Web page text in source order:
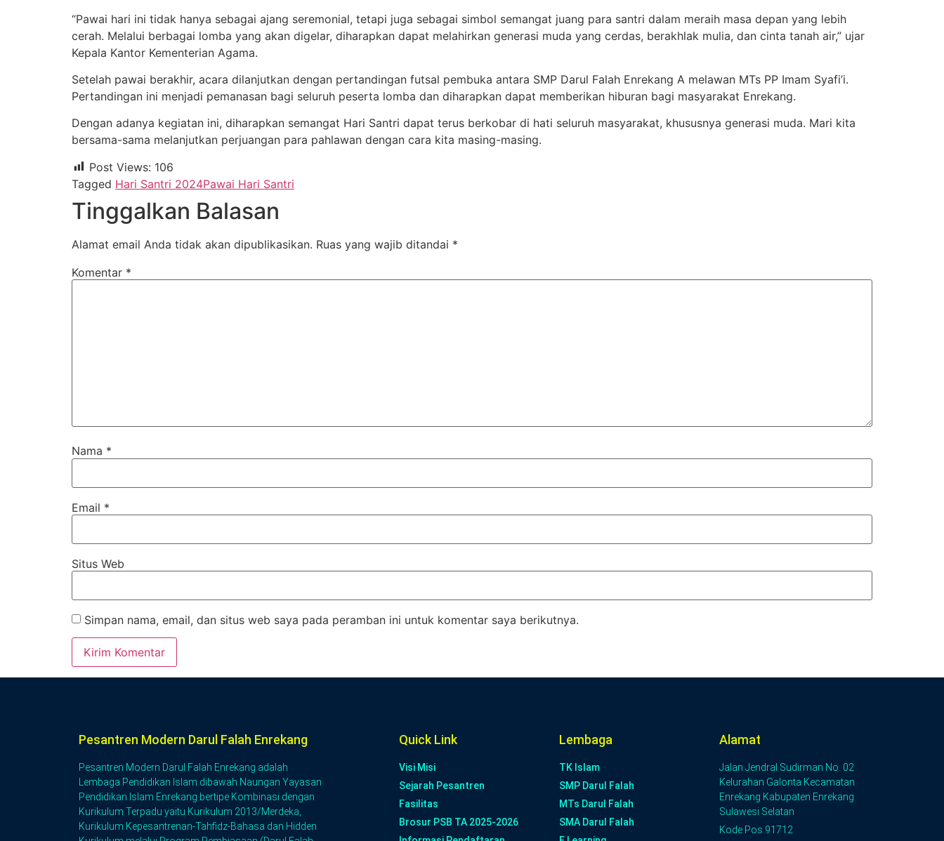
“Pawai hari ini tidak hanya sebagai ajang seremonial, tetapi juga sebagai simbol semangat juang para santri dalam meraih masa depan yang lebih
cerah. Melalui berbagai lomba yang akan digelar, diharapkan dapat melahirkan generasi muda yang cerdas, berakhlak mulia, dan cinta tanah air,” ujar
Kepala Kantor Kementerian Agama.
Setelah pawai berakhir, acara dilanjutkan dengan pertandingan futsal pembuka antara SMP Darul Falah Enrekang A melawan MTs PP Imam Syafi’i.
Pertandingan ini menjadi pemanasan bagi seluruh peserta lomba dan diharapkan dapat memberikan hiburan bagi masyarakat Enrekang.
Dengan adanya kegiatan ini, diharapkan semangat Hari Santri dapat terus berkobar di hati seluruh masyarakat, khususnya generasi muda. Mari kita
bersama-sama melanjutkan perjuangan para pahlawan dengan cara kita masing-masing.
Post Views: 106
Tagged Hari Santri 2024Pawai Hari Santri
Tinggalkan Balasan
Alamat email Anda tidak akan dipublikasikan. Ruas yang wajib ditandai *
Komentar *
Nama *
Email *
Situs Web
Simpan nama, email, dan situs web saya pada peramban ini untuk komentar saya berikutnya.
Pesantren Modern Darul Falah Enrekang
Pesantren Modern Darul Falah Enrekang adalah
Lembaga Pendidikan Islam dibawah Naungan Yayasan
Pendidikan Islam Enrekang bertipe Kombinasi dengan
Kurikulum Terpadu yaitu Kurikulum 2013/Merdeka,
Kurikulum Kepesantrenan-Tahfidz-Bahasa dan Hidden
Quick Link
Visi Misi
Sejarah Pesantren
Fasilitas
Brosur PSB TA 2025-2026
Lembaga
TK Islam
SMP Darul Falah
MTs Darul Falah
SMA Darul Falah
Alamat
Jalan Jendral Sudirman No. 02
Kelurahan Galonta Kecamatan
Enrekang Kabupaten Enrekang
Sulawesi Selatan
Kode Pos 91712